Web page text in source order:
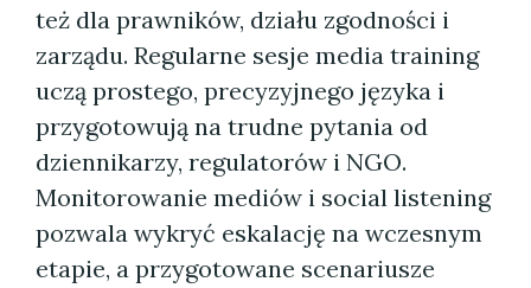
też dla prawników, działu zgodności i
zarządu. Regularne sesje media training
uczą prostego, precyzyjnego języka i
przygotowują na trudne pytania od
dziennikarzy, regulatorów i NGO.
Monitorowanie mediów i social listening
pozwala wykryć eskalację na wczesnym
etapie, a przygotowane scenariusze